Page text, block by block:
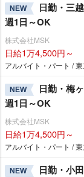
NEW
日勤・三
週1日～OK
株式会社MSK
日給1万4,500円～
アルバイト・パート /
NEW
日勤・梅
週1日～OK
株式会社MSK
日給1万4,500円～
アルバイト・パート /
NEW
日勤・小